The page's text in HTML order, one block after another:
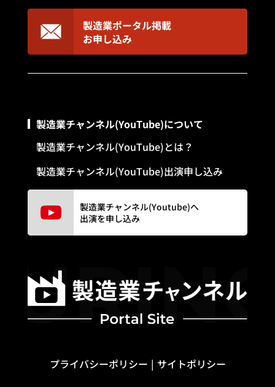
製造業ポータル掲載
お申し込み
製造業チャンネル(YouTube)について
製造業チャンネル(YouTube)とは？
製造業チャンネル(YouTube)出演申し込み
製造業チャンネル(Youtube)へ
出演を申し込み
プライバシーポリシー サイトポリシー